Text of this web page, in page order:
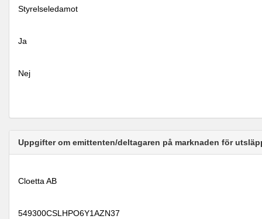
Styrelseledamot
Ja
Nej
Uppgifter om emittenten/deltagaren på marknaden för
Cloetta AB
549300CSLHPO6Y1AZN37